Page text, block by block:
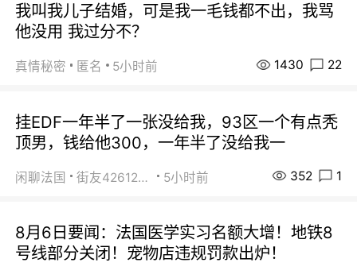
我叫我儿子结婚，可是我一毛钱都不出，我骂
他没用 我过分不？
真情秘密 匿名 5小时前 1430 22
挂EDF一年半了一张没给我，93区一个有点秃
顶男，钱给他300，一年半了没给我一
闲聊法国 街友42612092 5小时前 352 1
8月6日要闻：法国医学实习名额大增！地铁8
号线部分关闭！宠物店违规罚款出炉！